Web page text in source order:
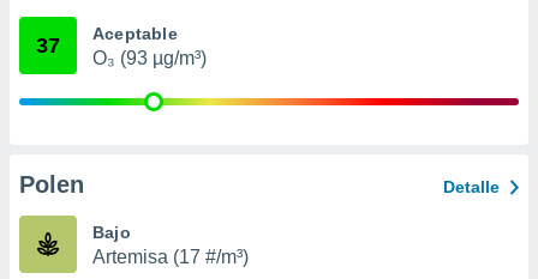
mediante
publicidad
de
37 Aceptable
O₃ (93 µg/m³)
Polen Detalle
Bajo
Artemisa (17 #/m³)